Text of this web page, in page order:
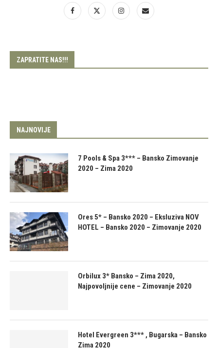
ZAPRATITE NAS!!!
NAJNOVIJE
7 Pools & Spa 3*** – Bansko Zimovanje
2020 – Zima 2020
Ores 5* – Bansko 2020 – Eksluziva NOV
HOTEL – Bansko 2020 – Zimovanje 2020
Orbilux 3* Bansko – Zima 2020,
Najpovoljnije cene – Zimovanje 2020
Hotel Evergreen 3*** , Bugarska – Bansko
Zima 2020